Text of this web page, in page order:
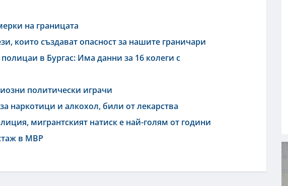
на границата
които създават опасност за нашите граничари
в Бургас: Има данни за 16 колеги с
политически играчи
наркотици и алкохол, били от лекарства
мигрантският натиск е най-голям от години
в МВР